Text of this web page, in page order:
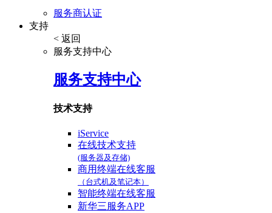
服务商认证
支持
< 返回
服务支持中心
服务支持中心
技术支持
iService
在线技术支持
(服务器及存储)
商用终端在线客服
（台式机及笔记本）
智能终端在线客服
新华三服务APP